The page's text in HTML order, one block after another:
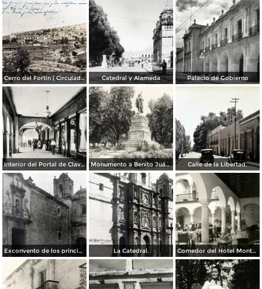
Cerro del Fortin ( Circulada el 17 de Agosto de 1926 ). Catedral y Alameda Palacio de Gobierno
Interior del Portal de Clavería Monumento a Benito Juárez Calle de la Libertad.
Exconvento de los principes. La Catedral. Comedor del Hotel Monte Albán